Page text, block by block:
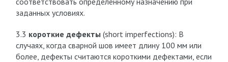
заданных условиях.
3.3 короткие дефекты (short imperfections): В
случаях, когда сварной шов имеет длину 100 мм или
более, дефекты считаются короткими дефектами, если